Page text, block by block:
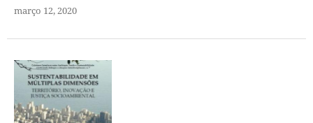
março 12, 2020